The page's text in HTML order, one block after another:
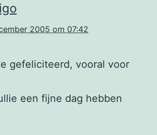
2005 om 07:42
gefeliciteerd, vooral voor
een fijne dag hebben